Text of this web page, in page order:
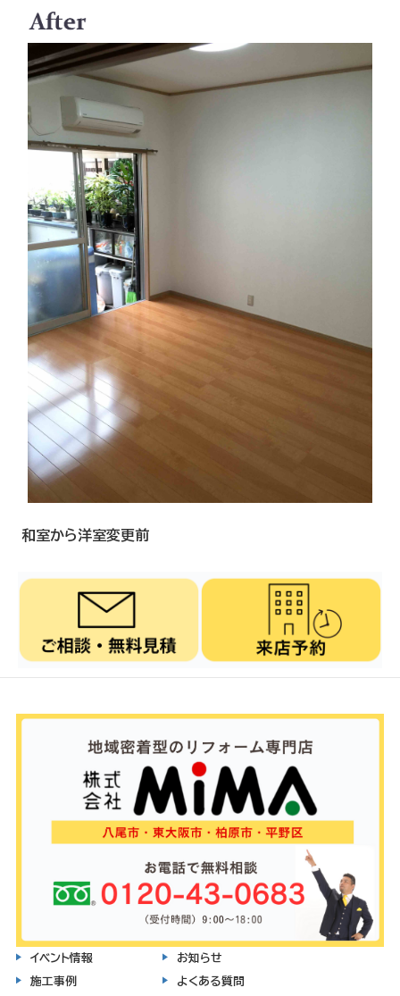
和室から洋室変更前
イベント情報
施工事例
お知らせ
よくある質問